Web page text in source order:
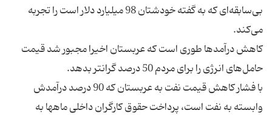
بی‌سابقه‌ای که به گفته خودشتان 98 میلیارد دلار است را تجربه
کاهش درآمدها طوری است که عربستان اخیرا مجبور شد قیمت
با فشار کاهش قیمت نفت به عربستان که 90 درصد درآمدش
وابسته به نفت است، پرداخت حقوق کارگران داخلی ماهها به